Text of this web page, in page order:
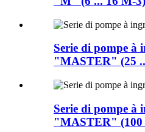
Serie di pompe à
"MASTER" (25
Serie di pompe à
"MASTER" (100